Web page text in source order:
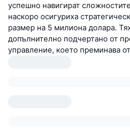
успешно навигират
наскоро осигуриха
размер на 5 милиона долара.
допълнително подчертано от
управление, което преминава